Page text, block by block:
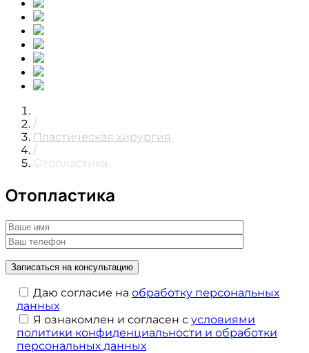
/
Пластическая хирургия
/
Отопластика
Отопластика
Даю согласие на обработку персональных
данных
Я ознакомлен и согласен с условиями
политики конфиденциальности и обработки
персональных данных